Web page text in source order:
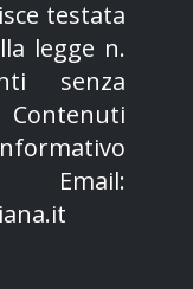
testata
legge n.
senza
Contenuti